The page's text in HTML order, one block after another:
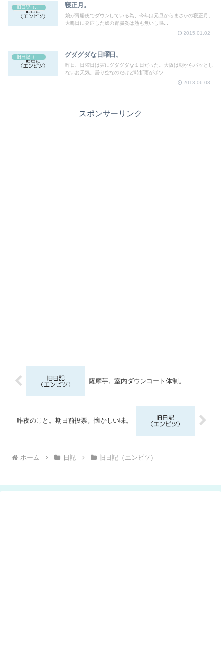
旧日記（エンピツ） 寝正月。
娘が胃腸炎でダウンしている為、今年は元旦からまさかの寝正月。
大晦日に発症した娘の胃腸炎は熱も無いし嘔...
2015.01.02
旧日記（エンピツ） グダグダな日曜日。
昨日、日曜日は実にグダグダな１日だった。大阪は朝からパッとし
ないお天気。曇り空なのだけど時折雨がポツ...
2013.06.03
スポンサーリンク
薩摩芋。室内ダウンコート体制。
昨夜のこと。期日前投票。懐かしい味。
ホーム 日記 旧日記（エンピツ）